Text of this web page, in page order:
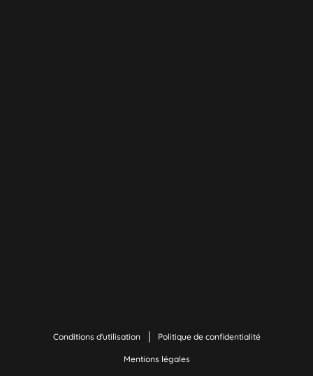
Conditions d'utilisation Politique de confidentialité
Mentions légales